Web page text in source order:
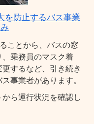
を防止するバス事業
ことから、バスの窓
乗務員のマスク着
するなど、引き続き
事業者があります。
ら運行状況を確認し